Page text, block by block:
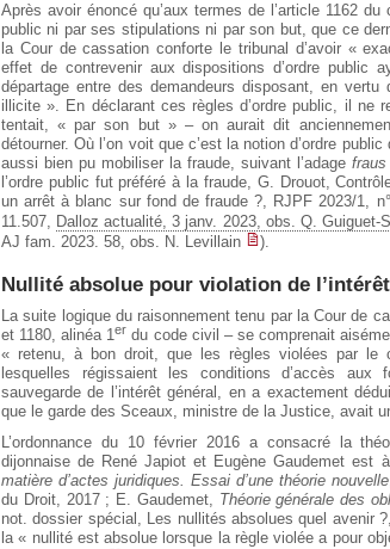
Après avoir énoncé qu’aux termes de l’article 1162
public ni par ses stipulations ni par son but, que ce
la Cour de cassation conforte le tribunal d’avoir «
effet de contrevenir aux dispositions d’ordre public
départage entre des demandeurs disposant, en
illicite ». En déclarant ces règles d’ordre public, il ne
tentait, « par son but » – on aurait dit
détourner. Où l’on voit que c’est la notion d’ordre
aussi bien pu mobiliser la fraude, suivant l’adage
l’ordre public fut préféré à la fraude, G. Drouot,
un arrêt à blanc sur fond de fraude ?, RJPF 2023/1,
11.507, Dalloz actualité, 3 janv. 2023, obs. Q. Guiguet-
AJ fam. 2023. 58, obs. N. Levillain
).
Nullité absolue pour violation de
La suite logique du raisonnement tenu par la Cour de
et 1180, alinéa 1er du code civil – se comprenait
« retenu, à bon droit, que les règles violées par le
lesquelles régissaient les conditions d’accès
sauvegarde de l’intérêt général, en a exactement
que le garde des Sceaux, ministre de la Justice, avait
L’ordonnance du 10 février 2016 a consacré la
dijonnaise de René Japiot et Eugène Gaudemet est
matière d’actes juridiques. Essai d’une théorie nouvelle
du Droit, 2017 ; E. Gaudemet, Théorie générale des
not. dossier spécial, Les nullités absolues quel avenir
la « nullité est absolue lorsque la règle violée a pour